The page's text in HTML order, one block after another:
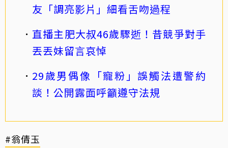
友「調亮影片」細看舌吻過程
直播主肥大叔46歲驟逝！昔競爭對手
丟丟妹留言哀悼
29歲男偶像「寵粉」誤觸法遭警約
談！公開露面呼籲遵守法規
#翁倩玉